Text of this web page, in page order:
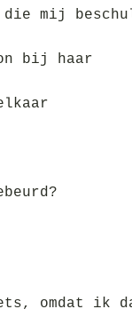
mij
bij haar
omdat ik